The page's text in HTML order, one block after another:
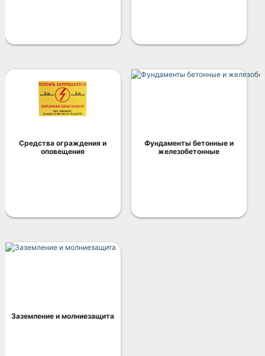
Средства ограждения и
оповещения
Фундаменты бетонные и
железобетонные
Заземление и молниезащита